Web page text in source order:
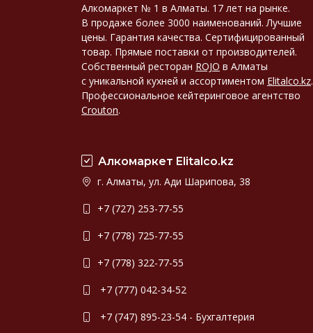
Алкомаркет № 1 в Алматы. 17 лет на рынке.
В продаже более 3000 наименований. Лучшие
цены. Гарантия качества. Сертифицированный
товар. Прямые поставки от производителей.
Собственный ресторан ROJO в Алматы
с уникальной кухней и ассортиментом Elitalco.kz.
Профессиональное кейтеринговое агентство
Crouton.
Алкомаркет Elitalco.kz
г. Алматы, ул. Ади Шарипова, 38
+7 (727) 253-77-55
+7 (778) 725-77-55
+7 (778) 322-77-55
+7 (777) 042-34-52
+7 (747) 895-23-54 - Бухгалтерия